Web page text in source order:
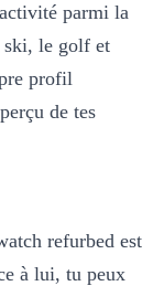
parmi la
ski, le golf et
profil
de tes
refurbed est
à lui, tu peux